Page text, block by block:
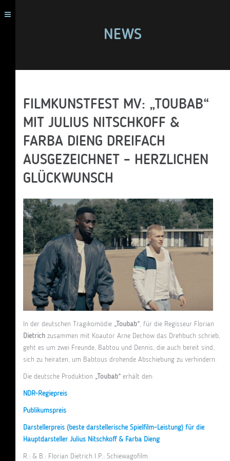
NEWS
FILMKUNSTFEST MV: „TOUBAB“
MIT JULIUS NITSCHKOFF &
FARBA DIENG DREIFACH
AUSGEZEICHNET – HERZLICHEN
GLÜCKWUNSCH
In der deutschen Tragikomödie „Toubab“ , für die Regisseur Florian
Dietrich zusammen mit Koautor Arne Dechow das Drehbuch schrieb,
geht es um zwei Freunde, Babtou und Dennis, die auch bereit sind,
sich zu heiraten, um Babtous drohende Abschiebung zu verhindern.
Die deutsche Produktion „Toubab“ erhält den:
NDR-Regiepreis
Publikumspreis
Darstellerpreis (beste darstellerische Spielfilm-Leistung) für die
Hauptdarsteller Julius Nitschkoff & Farba Dieng
R.: & B.: Florian Dietrich I P.: Schiewagofilm